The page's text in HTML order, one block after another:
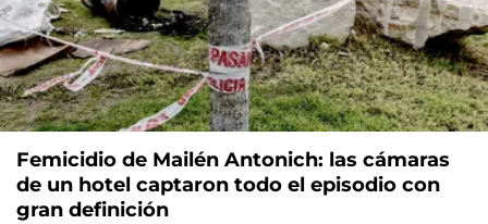
Femicidio de Mailén Antonich: las cámaras
de un hotel captaron todo el episodio con
gran definición